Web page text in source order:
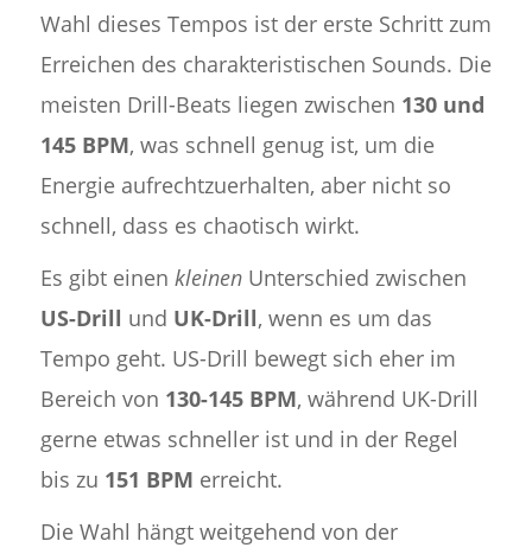
Wahl dieses Tempos ist der erste Schritt zum
Erreichen des charakteristischen Sounds. Die
meisten Drill-Beats liegen zwischen 130 und
145 BPM, was schnell genug ist, um die
Energie aufrechtzuerhalten, aber nicht so
schnell, dass es chaotisch wirkt.
Es gibt einen kleinenUnterschied zwischen
US-Drill und UK-Drill, wenn es um das
Tempo geht. US-Drill bewegt sich eher im
Bereich von 130-145 BPM, während UK-Drill
gerne etwas schneller ist und in der Regel
bis zu 151 BPM erreicht.
Die Wahl hängt weitgehend von der